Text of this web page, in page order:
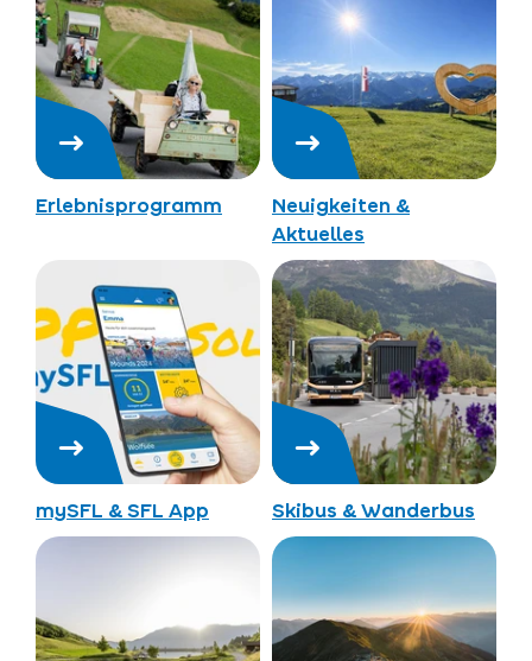
Erlebnisprogramm
Neuigkeiten &
Aktuelles
mySFL & SFL App Skibus & Wanderbus